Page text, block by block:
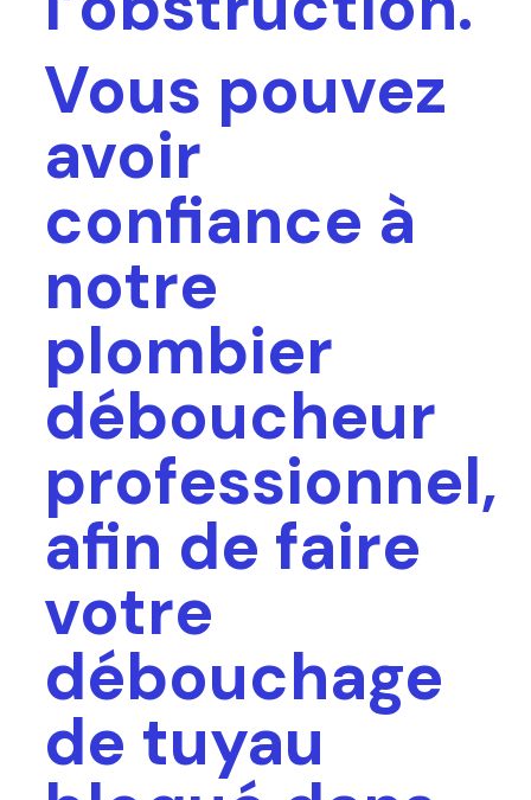
Vous pouvez
avoir
confiance à
notre
plombier
déboucheur
professionnel,
afin de faire
votre
débouchage
de tuyau